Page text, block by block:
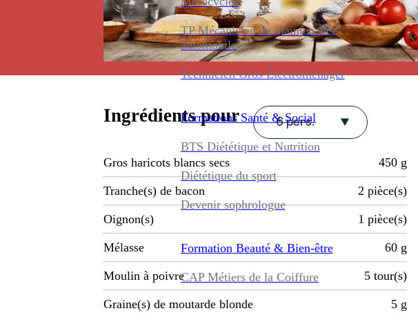
TP Mécanicien de maintenance
automobile
Technicien Gros Électroménager
Formations Santé & Social
BTS Diététique et Nutrition
Diététique du sport
Devenir sophrologue
Formation Beauté & Bien-être
CAP Métiers de la Coiffure
Ingrédients pour 6 pers.
Gros haricots blancs secs 450 g
Tranche(s) de bacon 2 pièce(s)
Oignon(s) 1 pièce(s)
Mélasse 60 g
Moulin à poivre 5 tour(s)
Graine(s) de moutarde blonde 5 g